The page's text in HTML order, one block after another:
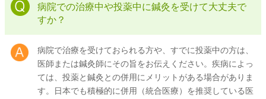
病院での治療中や投薬中に鍼灸を受けて大丈夫で
すか？
病院で治療を受けておられる方や、すでに投薬中の方は、
医師または鍼灸師にその旨をお伝えください。疾病によっ
ては、投薬と鍼灸との併用にメリットがある場合がありま
す。日本でも積極的に併用（統合医療）を推奨している医